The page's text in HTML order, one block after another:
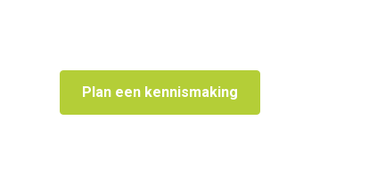
Plan een kennismaking